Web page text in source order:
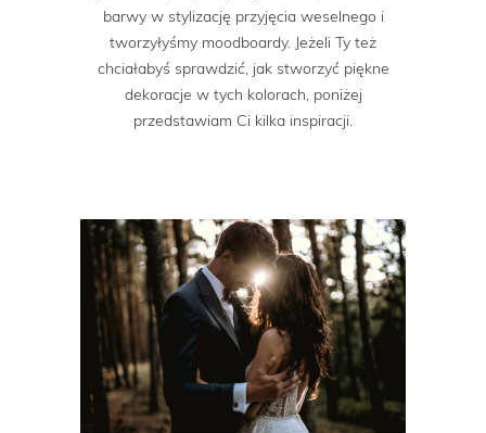
barwy w stylizację przyjęcia weselnego i
tworzyłyśmy moodboardy. Jeżeli Ty też
chciałabyś sprawdzić, jak stworzyć piękne
dekoracje w tych kolorach, poniżej
przedstawiam Ci kilka inspiracji.